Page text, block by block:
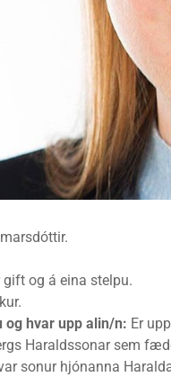
gift og á eina stelpu.
og hvar upp alin/n: Er
Haraldssonar sem
sonur hjónanna